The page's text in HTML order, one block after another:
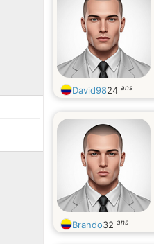
David9824 ans
Brando32 ans